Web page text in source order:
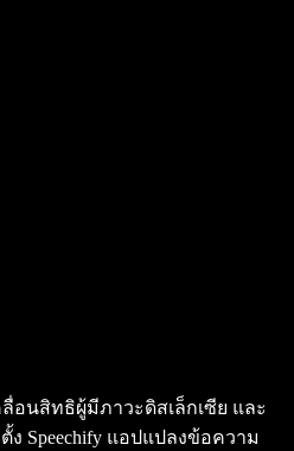
อนสิทธิผู้มีภาวะดิสเล็กเซีย และ
Speechify แอปแปลงข้อความ